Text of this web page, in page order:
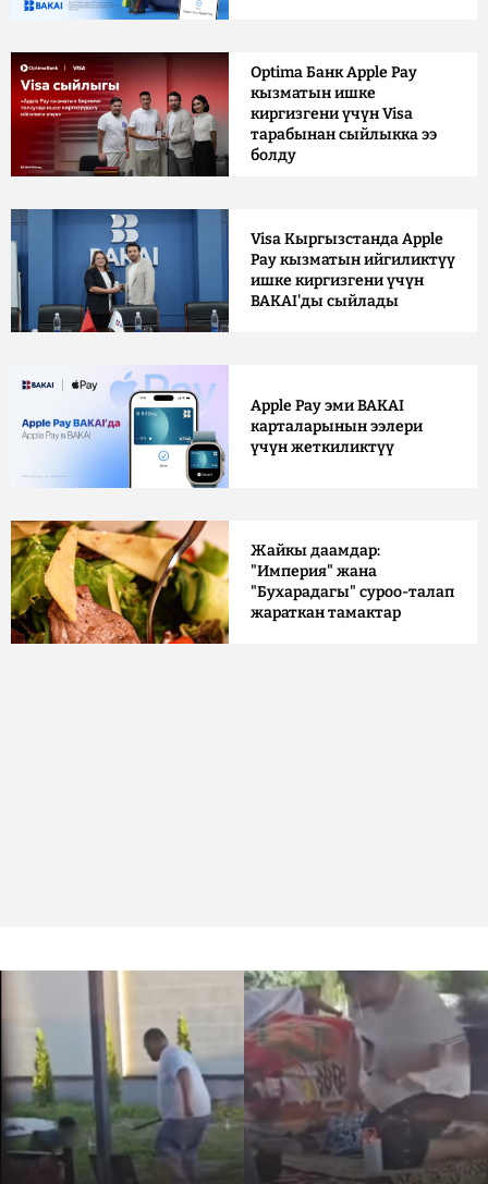
Optima Банк Apple Pay
кызматын ишке
киргизгени үчүн Visa
тарабынан сыйлыкка ээ
болду
Visa Кыргызстанда Apple
Pay кызматын ийгиликтүү
ишке киргизгени үчүн
BAKAI'ды сыйлады
Apple Pay эми BAKAI
карталарынын ээлери
үчүн жеткиликтүү
Жайкы даамдар:
"Империя" жана
"Бухарадагы" суроо-талап
жараткан тамактар